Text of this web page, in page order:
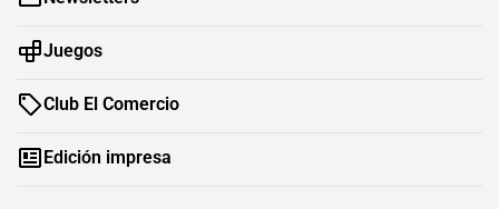
Juegos
Club El Comercio
Edición impresa